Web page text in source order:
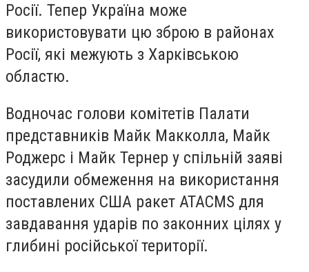
Росії. Тепер Україна може
використовувати цю зброю в районах
Росії, які межують з Харківською
областю.
Водночас голови комітетів Палати
представників Майк Макколла, Майк
Роджерс і Майк Тернер у спільній заяві
засудили обмеження на використання
поставлених США ракет ATACMS для
завдавання ударів по законних цілях у
глибині російської території.